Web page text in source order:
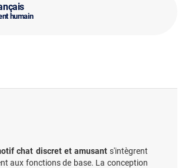
humain
chat discret et amusants'intègrent
aux fonctions de base. La conception